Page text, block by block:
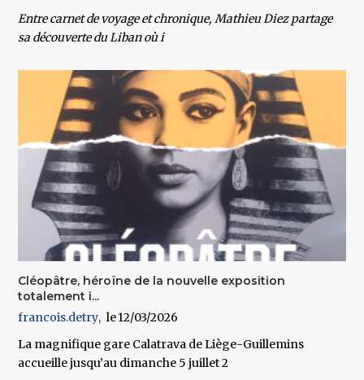
Entre carnet de voyage et chronique, Mathieu Diez partage
sa découverte du Liban où i
Cléopâtre, héroïne de la nouvelle exposition
totalement i...
francois.detry
12/03/2026
La magnifique gare Calatrava de Liège-Guillemins
accueille jusqu’au dimanche 5 juillet 2